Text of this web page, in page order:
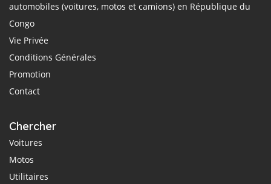
automobiles (voitures, motos et camions) en République du
Congo
Vie Privée
Conditions Générales
Promotion
Contact
Chercher
Voitures
Motos
Utilitaires